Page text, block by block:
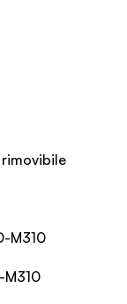
M310
M310